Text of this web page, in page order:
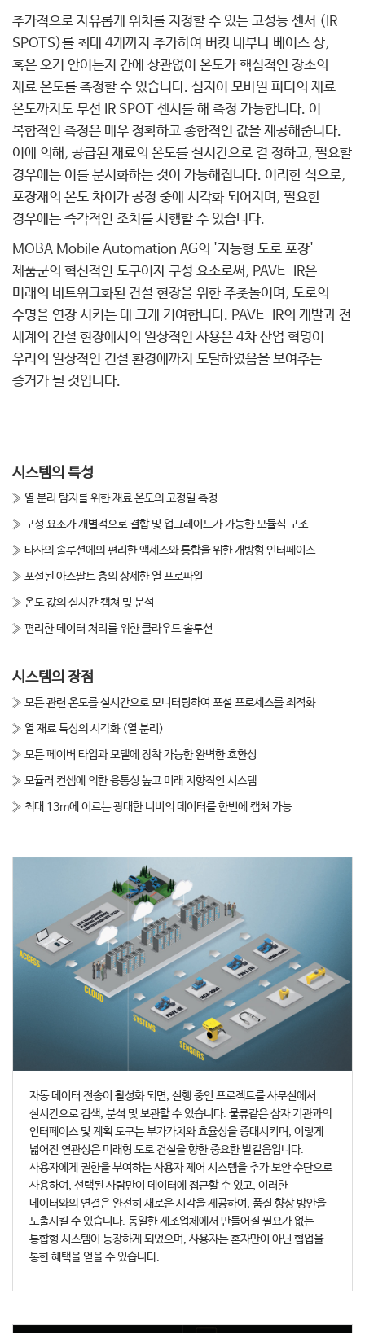
추가적으로 자유롭게 위치를 지정할 수 있는 고성능 센서 (IR
SPOTS)를 최대 4개까지 추가하여 버킷 내부나 베이스 상,
혹은 오거 안이든지 간에 상관없이 온도가 핵심적인 장소의
재료 온도를 측정할 수 있습니다. 심지어 모바일 피더의 재료
온도까지도 무선 IR SPOT 센서를 해 측정 가능합니다. 이
복합적인 측정은 매우 정확하고 종합적인 값을 제공해줍니다.
이에 의해, 공급된 재료의 온도를 실시간으로 결 정하고, 필요할
경우에는 이를 문서화하는 것이 가능해집니다. 이러한 식으로,
포장재의 온도 차이가 공정 중에 시각화 되어지며, 필요한
경우에는 즉각적인 조치를 시행할 수 있습니다.
MOBA Mobile Automation AG의 '지능형 도로 포장'
제품군의 혁신적인 도구이자 구성 요소로써, PAVE-IR은
미래의 네트워크화된 건설 현장을 위한 주춧돌이며, 도로의
수명을 연장 시키는 데 크게 기여합니다. PAVE-IR의 개발과 전
세계의 건설 현장에서의 일상적인 사용은 4차 산업 혁명이
우리의 일상적인 건설 환경에까지 도달하였음을 보여주는
증거가 될 것입니다.
시스템의 특성
» 열 분리 탐지를 위한 재료 온도의 고정밀 측정
» 구성 요소가 개별적으로 결합 및 업그레이드가 가능한 모듈식 구조
» 타사의 솔루션에의 편리한 액세스와 통합을 위한 개방형 인터페이스
» 포설된 아스팔트 층의 상세한 열 프로파일
» 온도 값의 실시간 캡쳐 및 분석
» 편리한 데이터 처리를 위한 클라우드 솔루션
시스템의 장점
» 모든 관련 온도를 실시간으로 모니터링하여 포설 프로세스를 최적화
» 열 재료 특성의 시각화 (열 분리)
» 모든 페이버 타입과 모델에 장착 가능한 완벽한 호환성
» 모듈러 컨셉에 의한 융통성 높고 미래 지향적인 시스템
» 최대 13m에 이르는 광대한 너비의 데이터를 한번에 캡쳐 가능
자동 데이터 전송이 활성화 되면, 실행 중인 프로젝트를 사무실에서
실시간으로 검색, 분석 및 보관할 수 있습니다. 물류같은 삼자 기관과의
인터페이스 및 계획 도구는 부가가치와 효율성을 증대시키며, 이렇게
넓어진 연관성은 미래형 도로 건설을 향한 중요한 발걸음입니다.
사용자에게 권한을 부여하는 사용자 제어 시스템을 추가 보안 수단으로
사용하여, 선택된 사람만이 데이터에 접근할 수 있고, 이러한
데이터와의 연결은 완전히 새로운 시각을 제공하여, 품질 향상 방안을
도출시킬 수 있습니다. 동일한 제조업체에서 만들어질 필요가 없는
통합형 시스템이 등장하게 되었으며, 사용자는 혼자만이 아닌 협업을
통한 혜택을 얻을 수 있습니다.